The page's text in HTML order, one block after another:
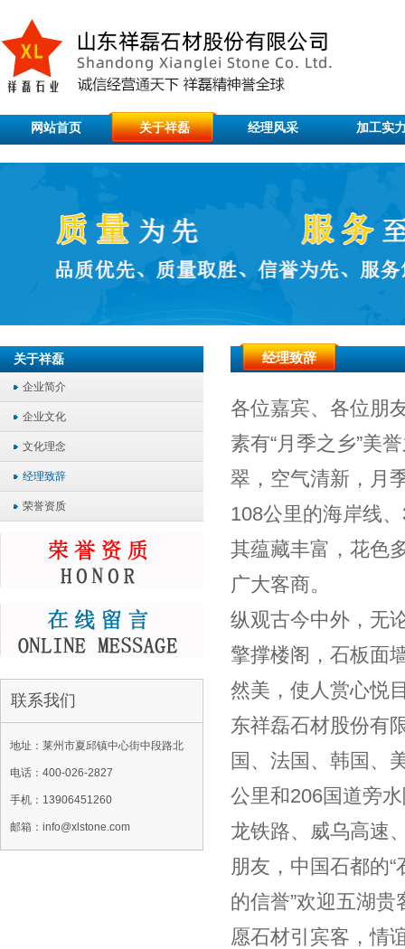
网站首页 关于祥磊 经理风采 加工实
关于祥磊
企业简介
企业文化
文化理念
经理致辞
荣誉资质
联系我们
地址：莱州市夏邱镇中心街中段路北
电话：400-026-2827
手机：13906451260
邮箱：info@xlstone.com
经理致辞
各位嘉宾、各位朋
素有“月季之乡”美
翠，空气清新，月
108公里的海岸线
其蕴藏丰富，花色
广大客商。
纵观古今中外，无
擎撑楼阁，石板面
然美，使人赏心悦
东祥磊石材股份有
国、法国、韩国、
公里和206国道旁
龙铁路、威乌高速
朋友，中国石都的
的信誉”欢迎五湖
愿石材引宾客，情